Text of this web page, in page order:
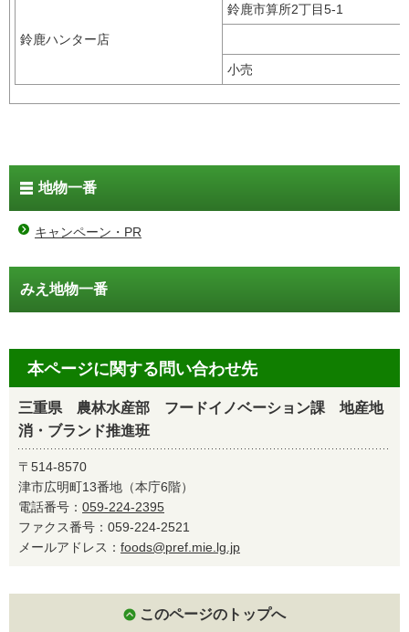
鈴鹿ハンター店
鈴鹿市算所2丁目5-1
小売
地物一番
キャンペーン・PR
みえ地物一番
本ページに関する問い合わせ先
三重県 農林水産部 フードイノベーション課 地産地
消・ブランド推進班
〒514-8570
津市広明町13番地（本庁6階）
電話番号： 059-224-2395
ファクス番号：059-224-2521
メールアドレス： foods@pref.mie.lg.jp
このページのトップへ